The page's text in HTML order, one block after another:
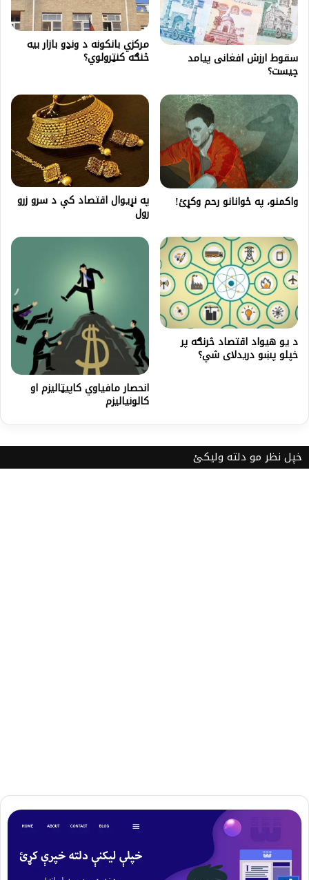
سقوط ارزش افغانی پیامد
چیست؟
مرکزي بانکونه د ونډو بازار بیه
څنګه کنټرولوي؟
واکمنو، په ځوانانو رحم وکړئ! په نړیوال اقتصاد کې د سرو زرو
رول
د یو هیواد اقتصاد څرنګه پر
خپلو پښو دریدلای شي؟
انحصار مافیاوي کاپیټالیزم او
کالونیالیزم
خپل نظر مو دلته ولیکئ